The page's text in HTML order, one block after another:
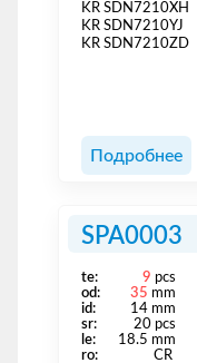
KR SDN7210XH
KR SDN7210YJ
KR SDN7210ZD
Подробнее
SPA0003
te: 9 pcs
od:
35 mm
id:
14 mm
sr:
20 pcs
le:
18.5 mm
ro:
CR